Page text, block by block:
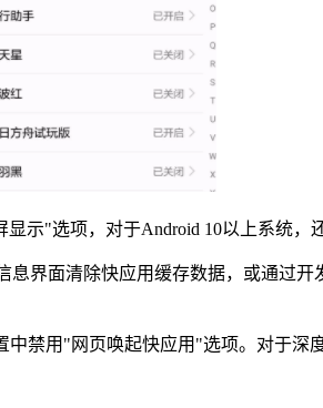
示"选项，对于Android 10以上系统，
界面清除快应用缓存数据，或通过
禁用"网页唤起快应用"选项。对于